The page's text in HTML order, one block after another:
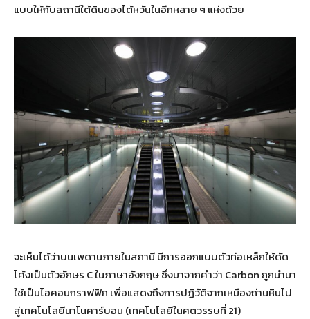
แบบให้กับสถานีใต้ดินของไต้หวันในอีกหลาย ๆ แห่งด้วย
จะเห็นได้ว่าบนเพดานภายในสถานี มีการออกแบบตัวท่อเหล็กให้ดัด
โค้งเป็นตัวอักษร C ในภาษาอังกฤษ ซึ่งมาจากคำว่า Carbon ถูกนำมา
ใช้เป็นไอคอนกราฟฟิก เพื่อแสดงถึงการปฏิวัติจากเหมืองถ่านหินไป
สู่เทคโนโลยีนาโนคาร์บอน (เทคโนโลยีในศตวรรษที่ 21)